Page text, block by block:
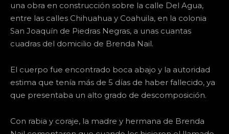
una obra en construcción sobre la calle Del Agua,
entre las calles Chihuahua y Coahuila, en la colonia
San Joaquín de Piedras Negras, a unas cuantas
cuadras del domicilio de Brenda Nail.
El cuerpo fue encontrado boca abajo y la autoridad
estima que tenía más de 5 días de haber fallecido, ya
que presentaba un alto grado de descomposición.
Con rabia y coraje, la madre y hermana de Brenda